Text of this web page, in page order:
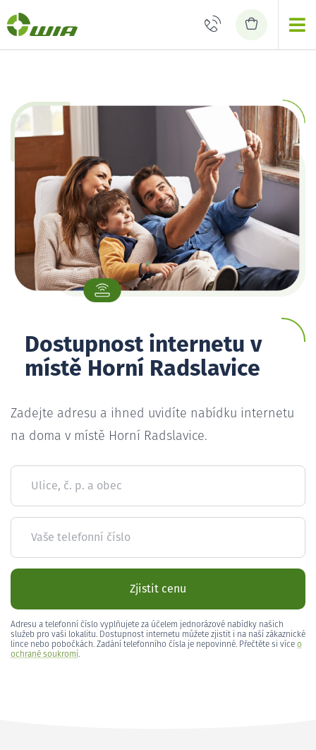
Dostupnost internetu v
místě Horní Radslavice
Zadejte adresu a ihned uvidíte nabídku internetu
na doma v místě Horní Radslavice.
Ulice, č. p. a obec
Vaše telefonní číslo
Zjistit cenu
Adresu a telefonní číslo vyplňujete za účelem jednorázové nabídky našich
služeb pro vaši lokalitu. Dostupnost internetu můžete zjistit i na naší zákaznické
lince nebo pobočkách. Zadání telefonního čísla je nepovinné. Přečtěte si více o
ochraně soukromí.